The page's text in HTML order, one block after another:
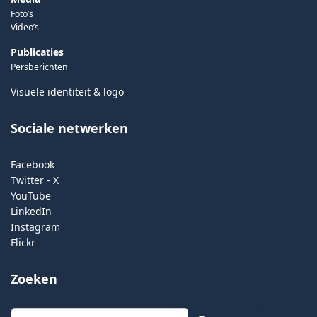
Foto’s
Video’s
Publicaties
Persberichten
Visuele identiteit & logo
Sociale netwerken
Facebook
Twitter - X
YouTube
LinkedIn
Instagram
Flickr
Zoeken